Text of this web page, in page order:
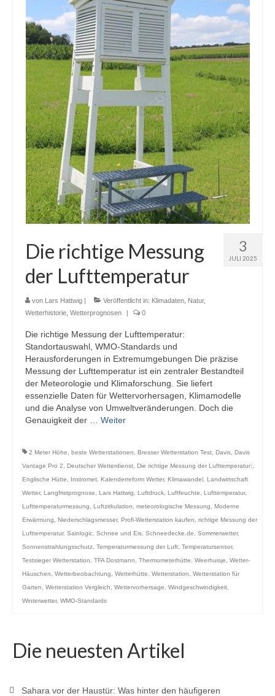
Die Kältepole der Nordhalbkugel: Kanadische
Arktis und Sibirien
Ellesmere Island – Die nördlichste Wildnis
Kanadas
Die Natur der Hudson-Bay und umliegender
Regionen
Die Laptewsee: Die Eisfabrik der Arktis
EisSued
Schneehöhen
Ostsee
Wetter Arktis Antarktis
Webcams
Wintersport
Winterdienst
Glossar
Datenschutz
Impressum
3
JULI 2025
Die richtige Messung
der Lufttemperatur
von Lars Hattwig | Veröffentlicht in: Klimadaten Natur,
Wetterhistorie Wetterprognosen | 0
Die richtige Messung der Lufttemperatur:
Standortauswahl, WMO-Standards und
Herausforderungen in Extremumgebungen Die präzise
Messung der Lufttemperatur ist ein zentraler Bestandteil
der Meteorologie und Klimaforschung. Sie liefert
essenzielle Daten für Wettervorhersagen, Klimamodelle
und die Analyse von Umweltveränderungen. Doch die
Genauigkeit der … Weiter
2 Meter Höhe beste Wetterstationen Bresser Wetterstation Test Davis Davis
Vantage Pro 2
Deutscher Wetterdienst Die richtige Messung der Lufttemperatur:
Englische Hütte
Instromet Kalenderreform Wetter, Klimawandel Landwirtschaft
Wetter, Langfristprognose Lars Hattwig Luftdruck Luftfeuchte Lufttemperatur,
Lufttemperaturmessung
Luftzirkulation meteorologische Messung
Moderne
Erwärmung
Niederschlagsmesser, Profi-Wetterstation kaufen
richtige Messung der
Lufttemperatur, Sainlogic Schnee und Eis Schneedecke.de Sommerwetter,
Sonnenstrahlungsschutz Temperaturmessung der Luft Temperatursensor,
Testsieger Wetterstation
TFA Dostmann Thermometerhütte Weerhuisje
Wetter-
Häuschen
Wetterbeobachtung Wetterhütte Wetterstation
Wetterstation für
Garten
Wetterstation Vergleich Wettervorhersage Windgeschwindigkeit
Winterwetter, WMO-Standards
Die neuesten Artikel
Sahara vor der Haustür: Was hinter den häufigeren